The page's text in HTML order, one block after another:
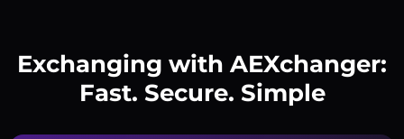
Exchanging with AEXchanger:
Fast. Secure. Simple